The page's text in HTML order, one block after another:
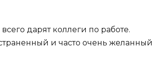
дарят коллеги по работе.
и часто очень желанный